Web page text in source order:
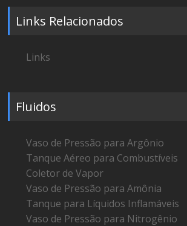
Links Relacionados
Links
Fluidos
Vaso de Pressão para Argônio
Tanque Aéreo para Combustíveis
Coletor de Vapor
Vaso de Pressão para Amônia
Tanque para Líquidos Inflamáveis
Vaso de Pressão para Nitrogênio